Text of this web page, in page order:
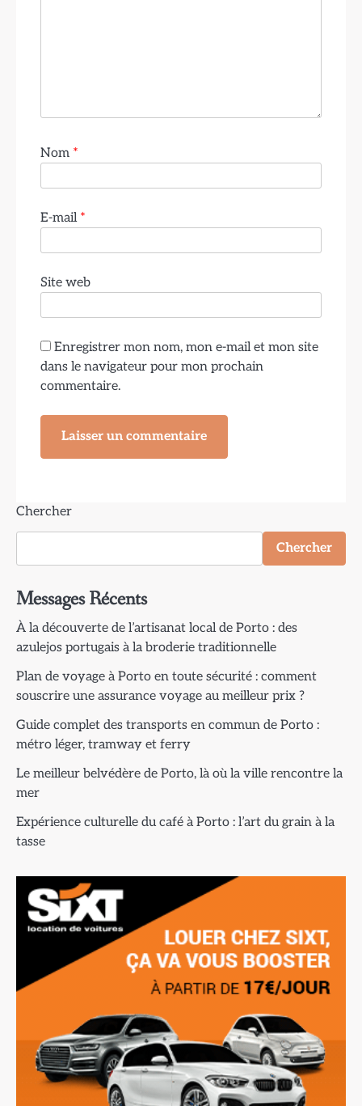
Nom *
E-mail *
Site web
Enregistrer mon nom, mon e-mail et mon site
dans le navigateur pour mon prochain
commentaire.
Chercher
Chercher
Messages Récents
À la découverte de l’artisanat local de Porto : des
azulejos portugais à la broderie traditionnelle
Plan de voyage à Porto en toute sécurité : comment
souscrire une assurance voyage au meilleur prix ?
Guide complet des transports en commun de Porto :
métro léger, tramway et ferry
Le meilleur belvédère de Porto, là où la ville rencontre la
mer
Expérience culturelle du café à Porto : l’art du grain à la
tasse